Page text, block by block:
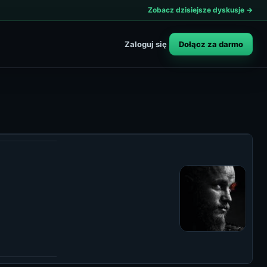
Zobacz dzisiejsze dyskusje →
Zaloguj się Dołącz za darmo